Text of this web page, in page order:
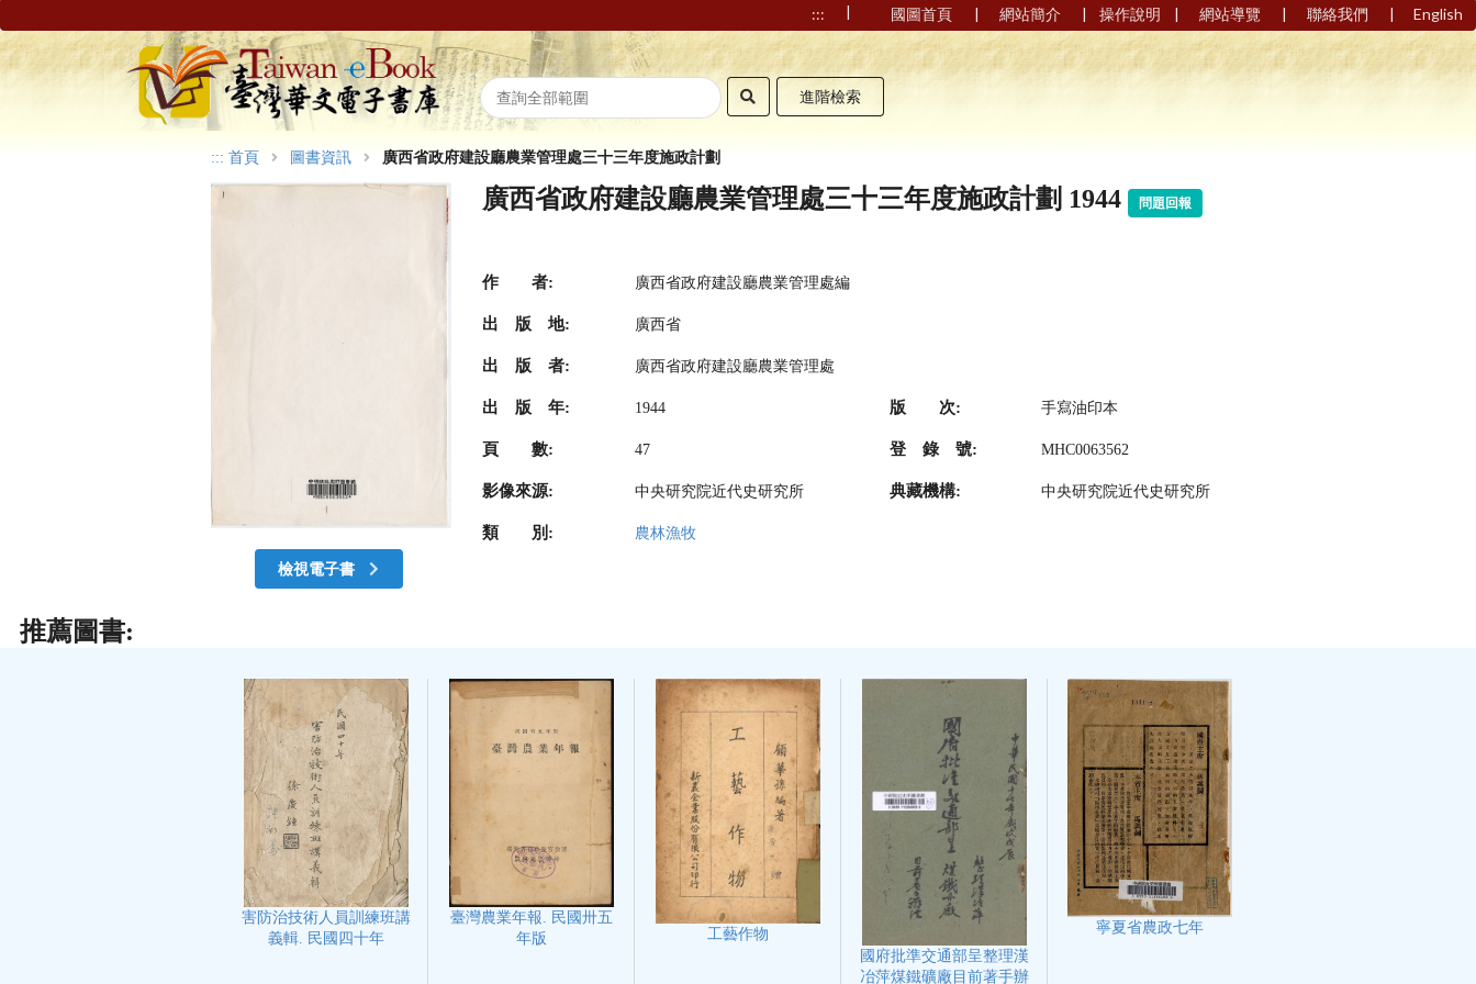
::: | 國圖首頁 | 網站簡介 | 操作說明 | 網站導覽 | 聯絡我們 | English
進階檢索
::: 首頁 圖書資訊 廣西省政府建設廳農業管理處三十三年度施政計劃
檢視電子書
廣西省政府建設廳農業管理處三十三年度施政計劃 1944 問題回報
作 者: 廣西省政府建設廳農業管理處編
出 版 地: 廣西省
出 版 者: 廣西省政府建設廳農業管理處
出 版 年: 1944 版 次: 手寫油印本
頁 數: 47 登 錄 號: MHC0063562
影像來源: 中央研究院近代史研究所 典藏機構: 中央研究院近代史研究所
類 別: 農林漁牧
推薦圖書:
害防治技術人員訓練班講
義輯. 民國四十年
臺灣農業年報. 民國卅五
年版
工藝作物
國府批準交通部呈整理漢
冶萍煤鐵礦廠目前著手辦
寧夏省農政七年